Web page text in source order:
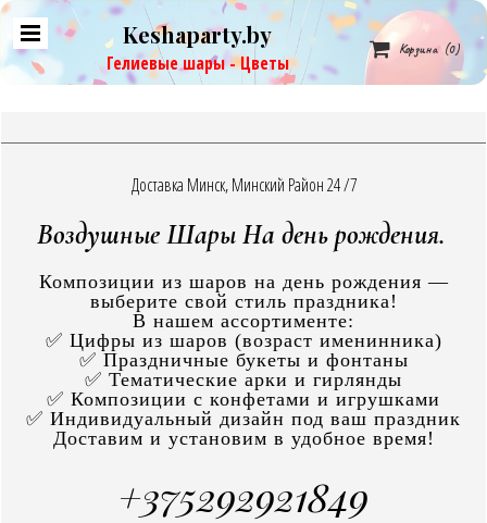
Keshaparty.by
Гелиевые шары - Цветы
 Корзина (0)
Доставка Минск, Минский Район 24 /7
Воздушные Шары На день рождения.
Композиции из шаров на день рождения —
выберите свой стиль праздника!
В нашем ассортименте:
✅ Цифры из шаров (возраст именинника)
✅ Праздничные букеты и фонтаны
✅ Тематические арки и гирлянды
✅ Композиции с конфетами и игрушками
✅ Индивидуальный дизайн под ваш праздник
Доставим и установим в удобное время!
+375292921849